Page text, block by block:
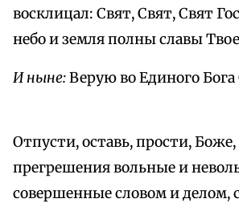
восклицал: Свят, Свят, Свят
небо и земля полны славы
И ныне:Верую во Единого
Отпусти, оставь, прости,
прегрешения вольные и
совершенные словом и делом,